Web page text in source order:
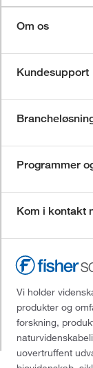
Om os
Kundesupport
Programmer
Kom i kontakt
Vi holder
produkter og
forskning,
uovertruffent